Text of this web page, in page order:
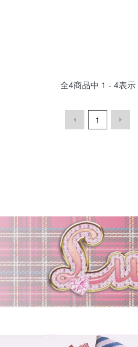
全4商品中 1 - 4表示
1